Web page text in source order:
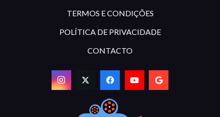
TERMOS E CONDIÇÕES
POLÍTICA DE PRIVACIDADE
CONTACTO